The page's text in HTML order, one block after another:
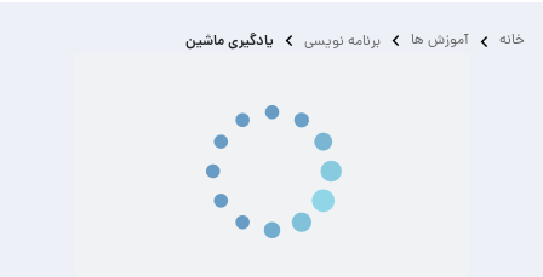
خانه آموزش ها برنامه نویسی یادگیری ماشین